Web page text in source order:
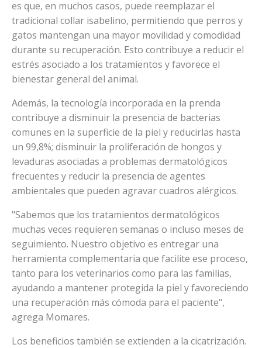
es que, en muchos casos, puede reemplazar el
tradicional collar isabelino, permitiendo que perros y
gatos mantengan una mayor movilidad y comodidad
durante su recuperación. Esto contribuye a reducir el
estrés asociado a los tratamientos y favorece el
bienestar general del animal.
Además, la tecnología incorporada en la prenda
contribuye a disminuir la presencia de bacterias
comunes en la superficie de la piel y reducirlas hasta
un 99,8%; disminuir la proliferación de hongos y
levaduras asociadas a problemas dermatológicos
frecuentes y reducir la presencia de agentes
ambientales que pueden agravar cuadros alérgicos.
"Sabemos que los tratamientos dermatológicos
muchas veces requieren semanas o incluso meses de
seguimiento. Nuestro objetivo es entregar una
herramienta complementaria que facilite ese proceso,
tanto para los veterinarios como para las familias,
ayudando a mantener protegida la piel y favoreciendo
una recuperación más cómoda para el paciente",
agrega Momares.
Los beneficios también se extienden a la cicatrización.